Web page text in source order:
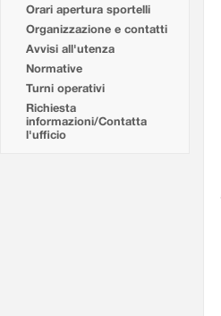
Orari apertura sportelli
Organizzazione e contatti
Avvisi all'utenza
Normative
Turni operativi
Richiesta
informazioni/Contatta
l'ufficio